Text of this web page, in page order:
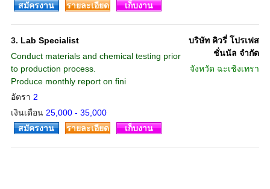
สมัครงาน รายละเอียด เก็บงาน
3. Lab Specialist
Conduct materials and chemical testing prior
to production process.
Produce monthly report on fini
อัตรา 2
เงินเดือน 25,000 - 35,000
บริษัท คิวรี่ โปรเฟส
ชั่นนัล จำกัด
จังหวัด ฉะเชิงเทรา
สมัครงาน รายละเอียด เก็บงาน